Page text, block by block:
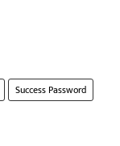
Success Password